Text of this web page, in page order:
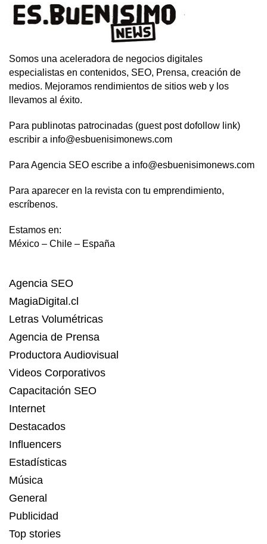
Somos una aceleradora de negocios digitales
especialistas en contenidos, SEO, Prensa, creación de
medios. Mejoramos rendimientos de sitios web y los
llevamos al éxito.
Para publinotas patrocinadas (guest post dofollow link)
escribir a info@esbuenisimonews.com
Para Agencia SEO escribe a info@esbuenisimonews.com
Para aparecer en la revista con tu emprendimiento,
escríbenos.
Estamos en:
México – Chile – España
Agencia SEO
MagiaDigital.cl
Letras Volumétricas
Agencia de Prensa
Productora Audiovisual
Videos Corporativos
Capacitación SEO
Internet
Destacados
Influencers
Estadísticas
Música
General
Publicidad
Top stories